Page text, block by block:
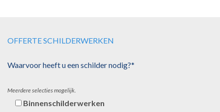
OFFERTE SCHILDERWERKEN
Waarvoor heeft u een schilder nodig?*
Meerdere selecties mogelijk.
Binnenschilderwerken